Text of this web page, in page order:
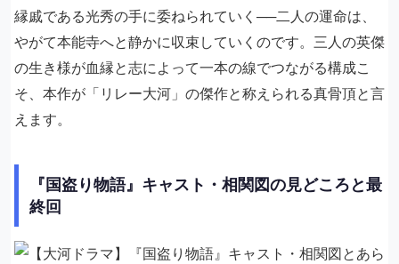
縁戚である光秀の手に委ねられていく──二人の運命は、
やがて本能寺へと静かに収束していくのです。三人の英傑
の生き様が血縁と志によって一本の線でつながる構成こ
そ、本作が「リレー大河」の傑作と称えられる真骨頂と言
えます。
『国盗り物語』キャスト・相関図の見どころと最
終回